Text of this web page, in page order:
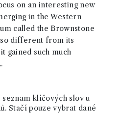
on an interesting new
in the Western
called the Brownstone
so different from its
gained such much
klíčových slov u
Stačí pouze vybrat dané